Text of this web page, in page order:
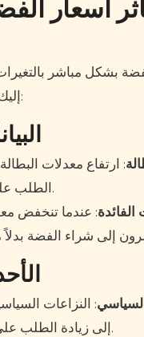
بشكل مباشر
إليك بعض النقاط الرئيسية:
: ارتفاع معدلات
الطلب على الفضة كاستثمار.
الفائدة: عندما تنخفض
السياسي: النزاعات
إلى زيادة الطلب على الفضة كملاذ آمن.